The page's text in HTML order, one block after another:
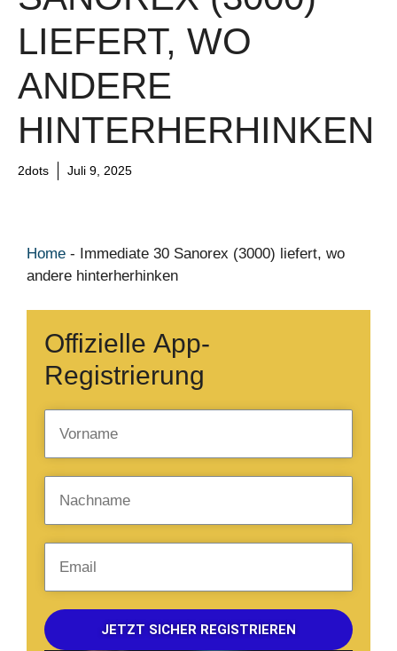
LIEFERT, WO
ANDERE
HINTERHERHINKEN
2dots Juli 9, 2025
Home - Immediate 30 Sanorex (3000) liefert, wo
andere hinterherhinken
Offizielle App-
Registrierung
JETZT SICHER REGISTRIEREN